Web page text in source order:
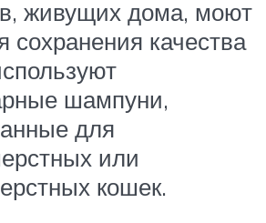
живущих дома, моют
сохранения качества
шампуни,
для
или
кошек.